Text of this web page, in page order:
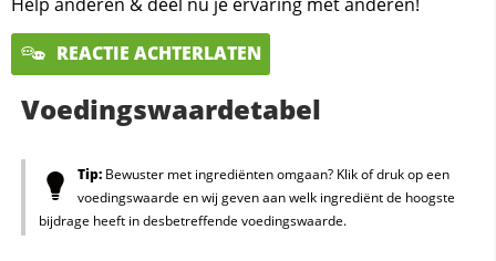
REACTIE ACHTERLATEN
Voedingswaardetabel
Tip:Bewuster met ingrediënten omgaan? Klik of druk op een
voedingswaarde en wij geven aan welk ingrediënt de hoogste
bijdrage heeft in desbetreffende voedingswaarde.